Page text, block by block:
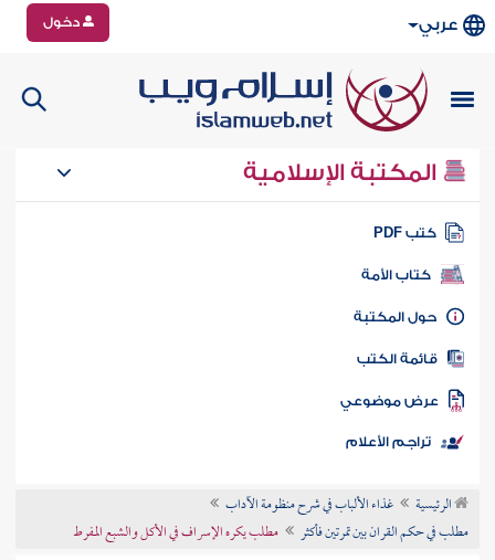
عربي دخول
المكتبة الإسلامية
كتب PDF
كتاب الأمة
المكتبة
الكتب
موضوعي
تراجم الأعلام
الرئيسية
غذاء الألباب في شرح منظومة الآداب
مطلب في حكم القران بين تمرتين فأكثر
مطلب يكره الإسراف في الأكل والشبع المفرط